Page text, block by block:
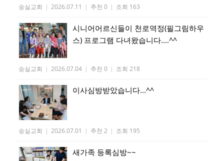
숭실교회 | 2026.07.11 | 추천 0 | 조회 163
시니어어르신들이 천로역정(필그림하우
스) 프로그램 다녀왔습니다....^^
숭실교회 | 2026.07.04 | 추천 0 | 조회 218
이사심방받았습니다...^^
숭실교회 | 2026.07.01 | 추천 2 | 조회 195
새가족 등록심방~~